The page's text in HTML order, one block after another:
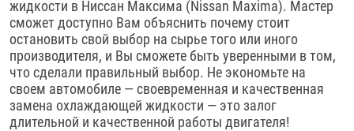
жидкости в Ниссан Максима (Nissan Maxima). Мастер
сможет доступно Вам объяснить почему стоит
остановить свой выбор на сырье того или иного
производителя, и Вы сможете быть уверенными в том,
что сделали правильный выбор. Не экономьте на
своем автомобиле — своевременная и качественная
замена охлаждающей жидкости — это залог
длительной и качественной работы двигателя!